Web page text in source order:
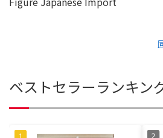
ベストセラーランキン